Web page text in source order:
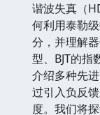
谐波失真（
何利用泰勒
分，并理解
型、BJT的指
介绍多种先
过引入负反
度。我们将